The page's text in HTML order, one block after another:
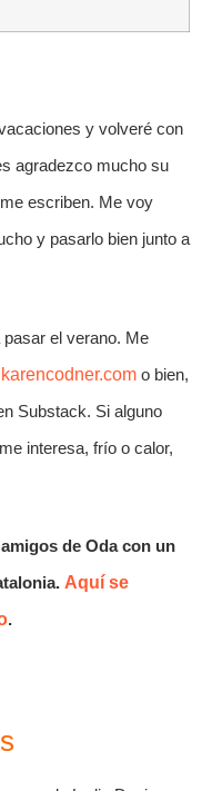
y volveré con
agradezco mucho su
escriben. Me voy
y pasarlo bien junto a
el verano. Me
o bien,
Substack. Si alguno
interesa, frío o calor,
de Oda con un
Aquí se
.